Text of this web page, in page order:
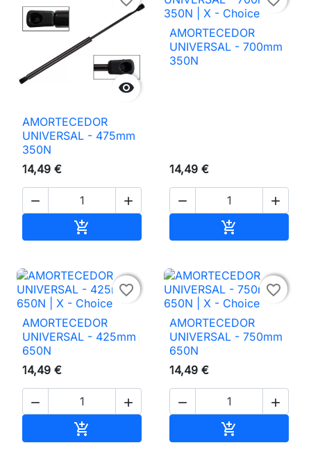

AMORTECEDOR
UNIVERSAL - 475mm
350N
14,49 €
 

AMORTECEDOR
UNIVERSAL - 700mm
350N
14,49 €
 


favorite_border
AMORTECEDOR
UNIVERSAL - 425mm
650N
14,49 €
 


favorite_border
AMORTECEDOR
UNIVERSAL - 750mm
650N
14,49 €
 
